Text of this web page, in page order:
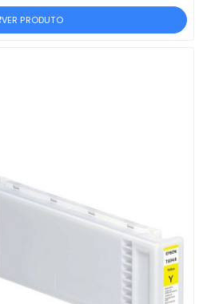
VER PRODUTO